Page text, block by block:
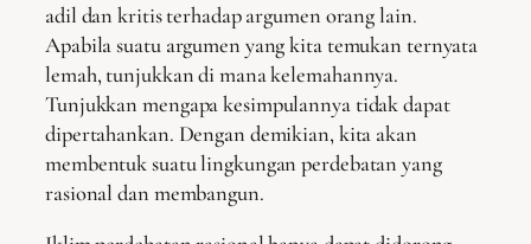
adil dan kritis terhadap argumen orang lain.
Apabila suatu argumen yang kita temukan ternyata
lemah, tunjukkan di mana kelemahannya.
Tunjukkan mengapa kesimpulannya tidak dapat
dipertahankan. Dengan demikian, kita akan
membentuk suatu lingkungan perdebatan yang
rasional dan membangun.